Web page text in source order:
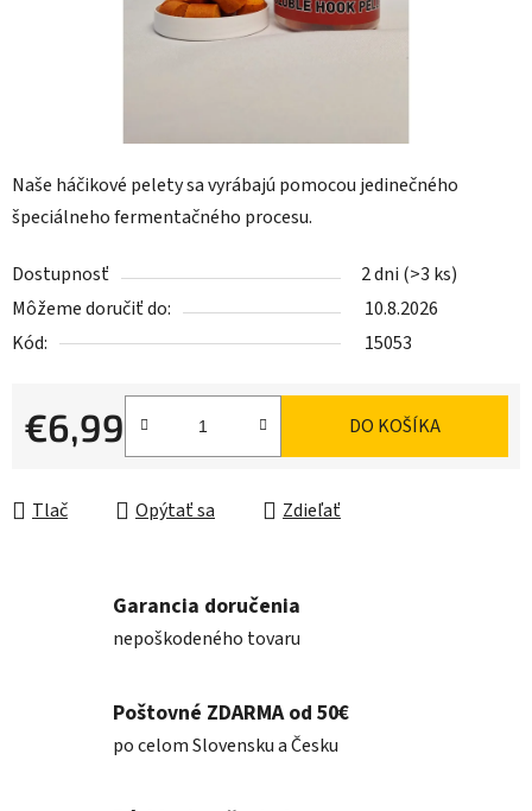
Naše háčikové pelety sa vyrábajú pomocou jedinečného
špeciálneho fermentačného procesu.
Dostupnosť 2 dni (>3 ks)
Môžeme doručiť do:
10.8.2026
Kód:
15053
€6,99
Jednotková cena:
DO KOŠÍKA
Tlač Opýtať sa Zdieľať
Garancia doručenia
nepoškodeného tovaru
Poštovné ZDARMA od 50€
po celom Slovensku a Česku